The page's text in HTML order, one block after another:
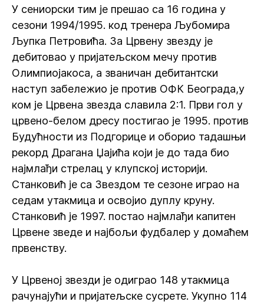
У сениорски тим је прешао са 16 година у
сезони 1994/1995. код тренера Љубомира
Љупка Петровића. За Црвену звезду је
дебитовао у пријатељском мечу против
Олимпиојакоса, а званичан дебитантски
наступ забележио је против ОФК Београда,у
ком је Црвена звезда славила 2:1. Први гол у
црвено-белом дресу постигао је 1995. против
Будућности из Подгорице и оборио тадашњи
рекорд Драгана Џајића који је до тада био
најмлађи стрелац у клупској историји.
Станковић је са Звездом те сезоне играо на
седам утакмица и освојио дуплу круну.
Станковић је 1997. постао најмлађи капитен
Црвене зведе и најбољи фудбалер у домаћем
првенству.
У Црвеној звезди је одиграо 148 утакмица
рачунајући и пријатељске сусрете. Укупно 114